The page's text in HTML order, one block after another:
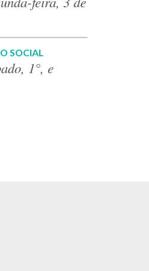
SOCIAL
1°, e